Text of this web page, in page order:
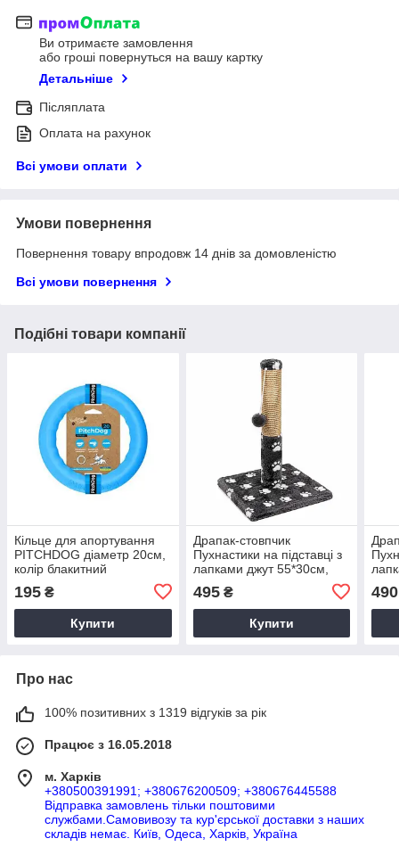
Ви отримаєте замовлення
або гроші повернуться на вашу картку
Детальніше
Післяплата
Оплата на рахунок
Всі умови оплати
Умови повернення
Повернення товару впродовж 14 днів за домовленістю
Всі умови повернення
Подібні товари компанії
Кільце для апортування
PITCHDOG діаметр 20см,
колір блакитний
195 ₴
Купити
Драпак-стовпчик
Пухнастики на підставці з
лапками джут 55*30см,
495₴
Купити
490
Про нас
100% позитивних з 1319 відгуків за рік
Працює з 16.05.2018
м. Харків
+380500391991; +380676200509; +380676445588
Відправка замовлень тільки поштовими
службами.Самовивозу та кур'єрської доставки з наших
складів немає. Київ, Одеса, Харків, Україна